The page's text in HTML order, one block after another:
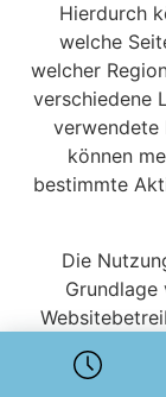
Hierdurch
welche
welcher
verschiedene
verwendete
können
bestimmte
Die
Grundlage
der Analyse
Webangebot